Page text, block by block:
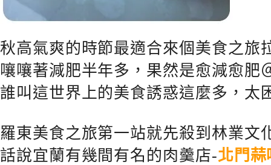
秋高氣爽的時節最適合來個美食之旅
嚷嚷著減肥半年多，果然是愈減愈肥
誰叫這世界上的美食誘惑這麼多，太
羅東美食之旅第一站就先殺到林業文
話說宜蘭有幾間有名的肉羹店-北門